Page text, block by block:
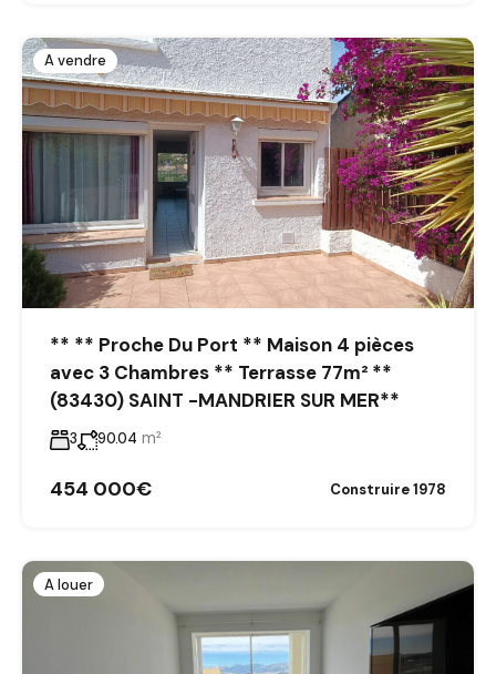
A vendre
** ** Proche Du Port ** Maison 4 pièces
avec 3 Chambres ** Terrasse 77m² **
(83430) SAINT -MANDRIER SUR MER**
3 90.04 m²
454 000€ Construire 1978
A louer